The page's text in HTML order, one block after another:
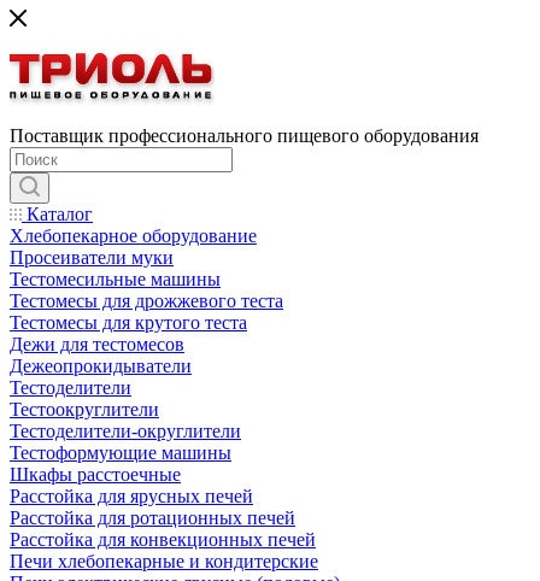
Поставщик профессионального пищевого оборудования
Каталог
Хлебопекарное оборудование
Просеиватели муки
Тестомесильные машины
Тестомесы для дрожжевого теста
Тестомесы для крутого теста
Дежи для тестомесов
Дежеопрокидыватели
Тестоделители
Тестоокруглители
Тестоделители-округлители
Тестоформующие машины
Шкафы расстоечные
Расстойка для ярусных печей
Расстойка для ротационных печей
Расстойка для конвекционных печей
Печи хлебопекарные и кондитерские